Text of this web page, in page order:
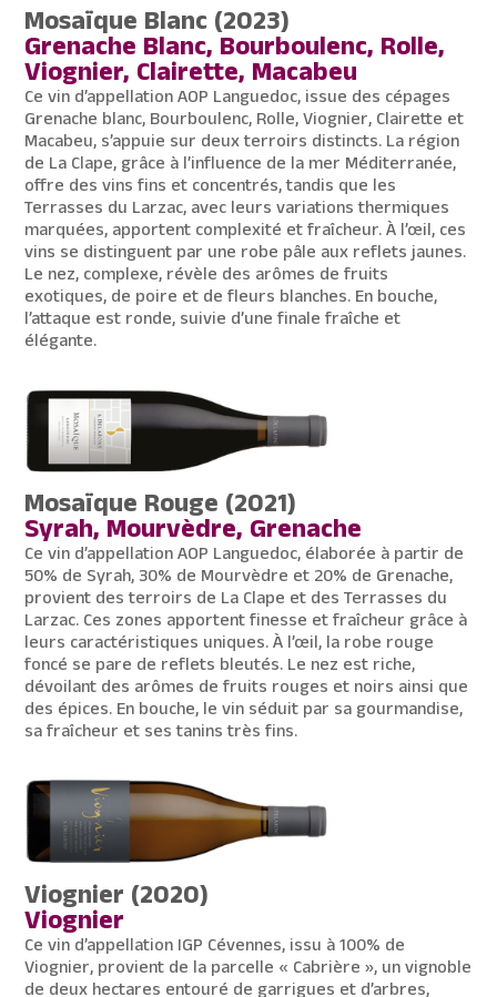
Mosaïque Blanc (2023)
Grenache Blanc, Bourboulenc, Rolle,
Viognier, Clairette, Macabeu
Ce vin d’appellation AOP Languedoc, issue des cépages
Grenache blanc, Bourboulenc, Rolle, Viognier, Clairette et
Macabeu, s’appuie sur deux terroirs distincts. La région
de La Clape, grâce à l’influence de la mer Méditerranée,
offre des vins fins et concentrés, tandis que les
Terrasses du Larzac, avec leurs variations thermiques
marquées, apportent complexité et fraîcheur. À l’œil, ces
vins se distinguent par une robe pâle aux reflets jaunes.
Le nez, complexe, révèle des arômes de fruits
exotiques, de poire et de fleurs blanches. En bouche,
l’attaque est ronde, suivie d’une finale fraîche et
élégante.
Mosaïque Rouge (2021)
Syrah, Mourvèdre, Grenache
Ce vin d’appellation AOP Languedoc, élaborée à partir de
50% de Syrah, 30% de Mourvèdre et 20% de Grenache,
provient des terroirs de La Clape et des Terrasses du
Larzac. Ces zones apportent finesse et fraîcheur grâce à
leurs caractéristiques uniques. À l’œil, la robe rouge
foncé se pare de reflets bleutés. Le nez est riche,
dévoilant des arômes de fruits rouges et noirs ainsi que
des épices. En bouche, le vin séduit par sa gourmandise,
sa fraîcheur et ses tanins très fins.
Viognier (2020)
Viognier
Ce vin d’appellation IGP Cévennes, issu à 100% de
Viognier, provient de la parcelle « Cabrière », un vignoble
de deux hectares entouré de garrigues et d’arbres,